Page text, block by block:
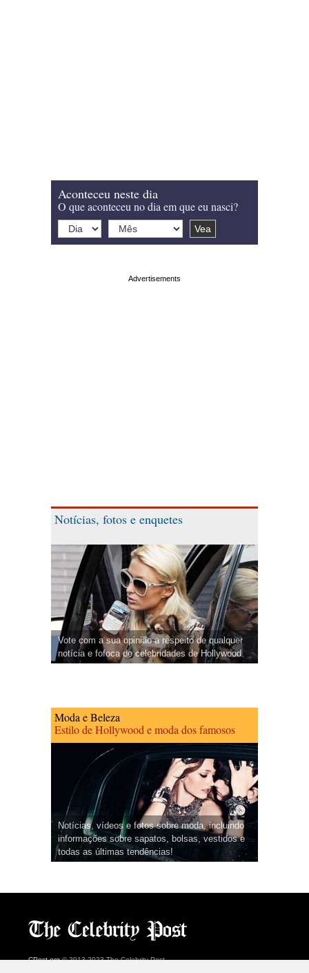
Aconteceu neste dia
O que aconteceu no dia em que eu nasci?
Notícias, fotos e enquetes
Vote com a sua opinião a respeito de qualquer
notícia e fofoca de celebridades de Hollywood.
Moda e Beleza
Estilo de Hollywood e moda dos famosos
Notícias, vídeos e fotos sobre moda, incluindo
informações sobre sapatos, bolsas, vestidos e
todas as últimas tendências!
CPost.org© 2013-2023 The Celebrity Post.